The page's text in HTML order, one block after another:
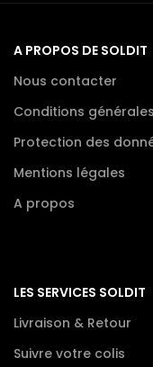
A PROPOS DE SOLDIT
Nous contacter
Conditions
Protection des
Mentions légales
A propos
LES SERVICES SOLDIT
Livraison & Retour
Suivre votre colis